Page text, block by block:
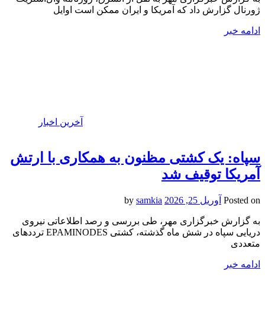
ژورنال گزارش داد که آمریکا و ایران ممکن است اوایل
ادامه خبر
آخرین اخبار
سپاه: یک کشتی مظنون به همکاری با ارتش
آمریکا توقیف شد
Posted on آوریل 25, 2026 samkia
به گزارش خبرگزاری مهر، طی بررسی و رصد اطلاعاتی نیروی
دریایی سپاه در شش ماه گذشته، کشتی EPAMINODES ترددهای
متعددی
ادامه خبر